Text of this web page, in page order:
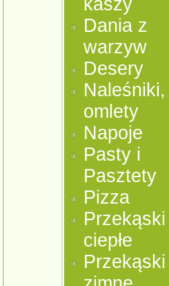
kaszy
Dania z
warzyw
Desery
Naleśniki,
omlety
Napoje
Pasty i
Pasztety
Pizza
Przekąski
ciepłe
Przekąski